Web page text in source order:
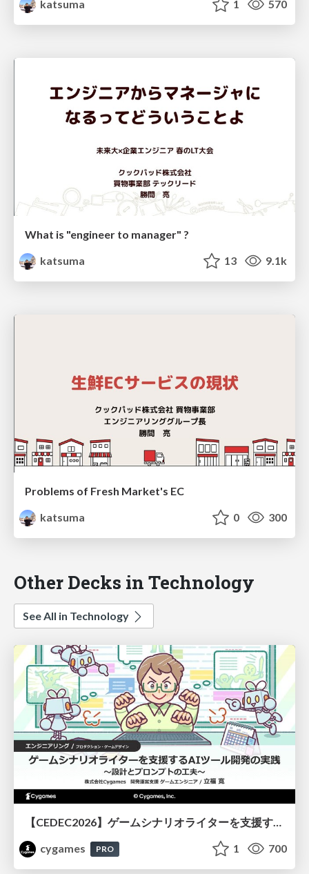
katsuma 1 570
What is "engineer to manager" ?
katsuma
13 9.1k
Problems of Fresh Market's EC
katsuma
0 300
Other Decks in Technology
See All in Technology
cygames
PRO 1 700